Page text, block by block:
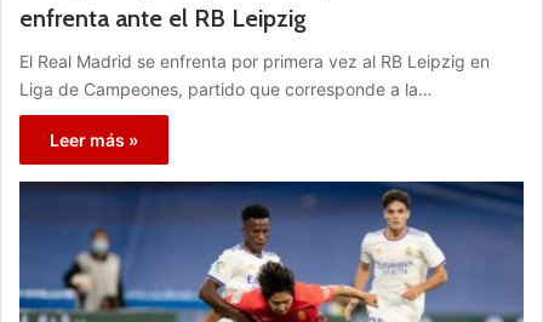
enfrenta ante el RB Leipzig
El Real Madrid se enfrenta por primera vez al RB Leipzig en
Liga de Campeones, partido que corresponde a la…
Leer más »